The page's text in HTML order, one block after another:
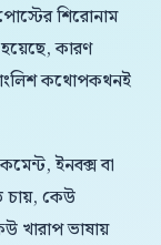
শিরোনাম
কারণ
বাংলিশ কথোপকথনই
ইনবক্স বা
চায়, কেউ
খারাপ ভাষায়